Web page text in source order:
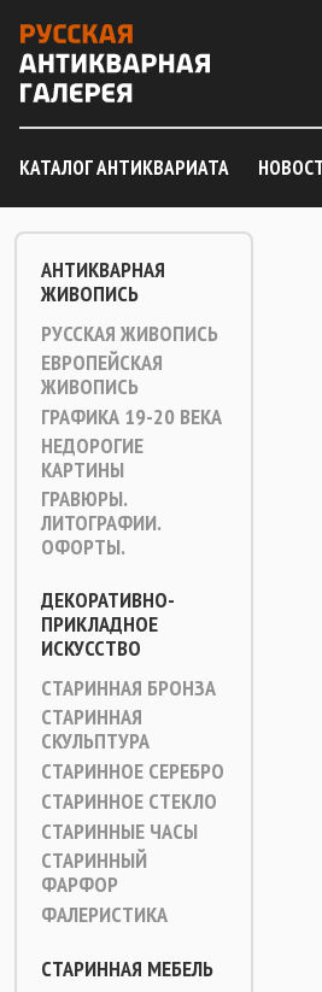
КАТАЛОГ АНТИКВАРИАТА
АНТИКВАРНАЯ
ЖИВОПИСЬ
РУССКАЯ ЖИВОПИСЬ
ЕВРОПЕЙСКАЯ
ЖИВОПИСЬ
ГРАФИКА 19-20 ВЕКА
НЕДОРОГИЕ
КАРТИНЫ
ГРАВЮРЫ.
ЛИТОГРАФИИ.
ОФОРТЫ.
ДЕКОРАТИВНО-
ПРИКЛАДНОЕ
ИСКУССТВО
СТАРИННАЯ БРОНЗА
СТАРИННАЯ
СКУЛЬПТУРА
СТАРИННОЕ СЕРЕБРО
СТАРИННОЕ СТЕКЛО
СТАРИННЫЕ ЧАСЫ
СТАРИННЫЙ
ФАРФОР
ФАЛЕРИСТИКА
СТАРИННАЯ МЕБЕЛЬ